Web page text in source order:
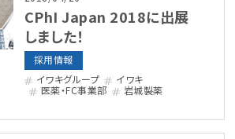
CPhI Japan 2018に出展
しました！
採用情報
イワキグループ
イワキ
医薬・FC事業部
岩城製薬